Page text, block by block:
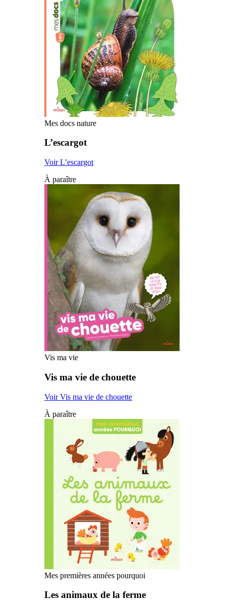
Mes docs nature
L’escargot
Voir L’escargot
À paraître
Vis ma vie
Vis ma vie de chouette
Voir Vis ma vie de chouette
À paraître
Mes premières années pourquoi
Les animaux de la ferme